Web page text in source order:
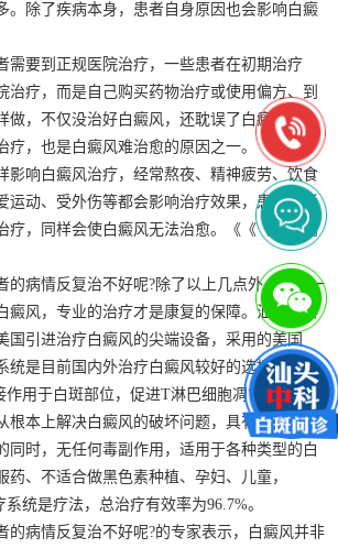
。除了疾病本身，患者自身原因也会影响白癜
需要到正规医院治疗，一些患者在初期治疗
治疗，而是自己购买药物治疗或使用偏方、到
做，不仅没治好白癜风，还耽误了白癜风治
疗，也是白癜风难治愈的原因之一。
影响白癜风治疗，经常熬夜、精神疲劳、饮食
运动、受外伤等都会影响治疗效果，患者生活
疗，同样会使白癜风无法治愈。《《《推荐阅
的病情反复治不好呢?除了以上几点外，患者一
癜风，专业的治疗才是康复的保障。汕头中科
国引进治疗白癜风的尖端设备，采用的美国
统是目前国内外治疗白癜风较好的选择。通过
作用于白斑部位，促进T淋巴细胞凋亡，即针对
根本上解决白癜风的破坏问题，具有抗复发的
同时，无任何毒副作用，适用于各种类型的白
药、不适合做黑色素种植、孕妇、儿童，
统是疗法，总治疗有效率为96.7%。
的病情反复治不好呢?的专家表示，白癜风并非